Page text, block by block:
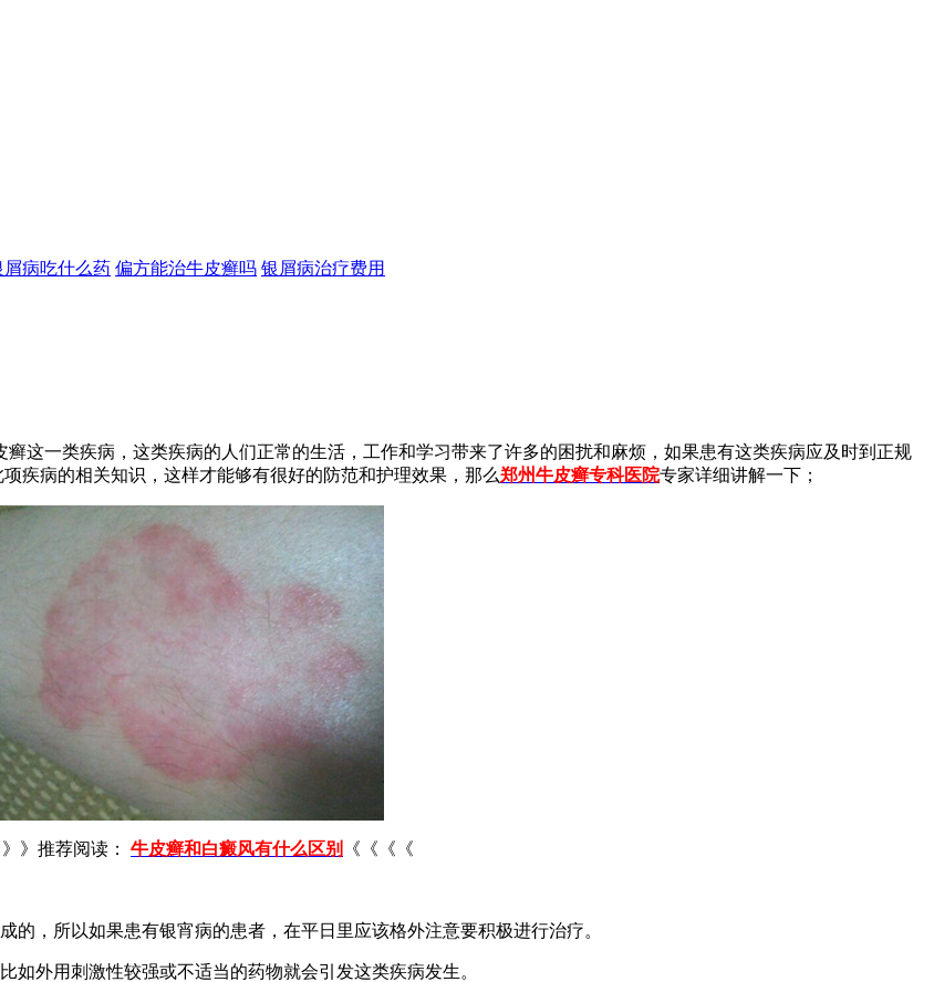
屑病吃什么药 偏方能治牛皮癣吗 银屑病治疗费用
这一类疾病，这类疾病的人们正常的生活，工作和学习带来了许多的困扰和麻烦，如果患有这类疾病应及时到正规
疾病的相关知识，这样才能够有很好的防范和护理效果，那么郑州牛皮癣专科医院专家详细讲解一下；
》推荐阅读： 牛皮癣和白癜风有什么区别 《《《《
，所以如果患有银宵病的患者，在平日里应该格外注意要积极进行治疗。
外用刺激性较强或不适当的药物就会引发这类疾病发生。